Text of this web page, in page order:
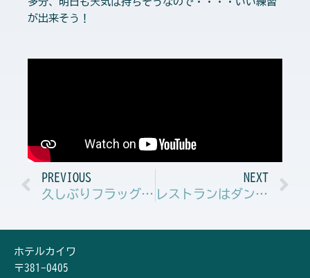
が出来そう！
Prev
PREVIOUS
久しぶりフラッグSLを滑って見ました。
NEXT
レストランはダンステリア
ホテルカイワ
〒381-0405